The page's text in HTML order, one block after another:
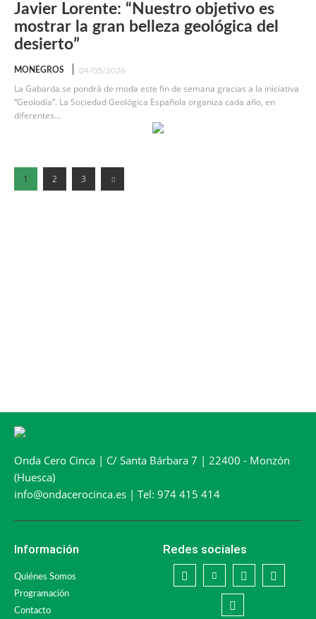
Javier Lorente: “Nuestro objetivo es
mostrar la gran belleza geológica del
desierto”
MONEGROS 04/05/2026
La Gabarda se pondrá de moda este fin de semana gracias a la iniciativa
“Geolodía”. La Sociedad Geológica Española organiza cada año, en
diferentes...
1 2 3
Onda Cero Cinca | C/ Santa Bárbara 7 | 22400 - Monzón
(Huesca)
info@ondacerocinca.es | Tel: 974 415 414
Información
Quiénes Somos
Programación
Contacto
Redes sociales